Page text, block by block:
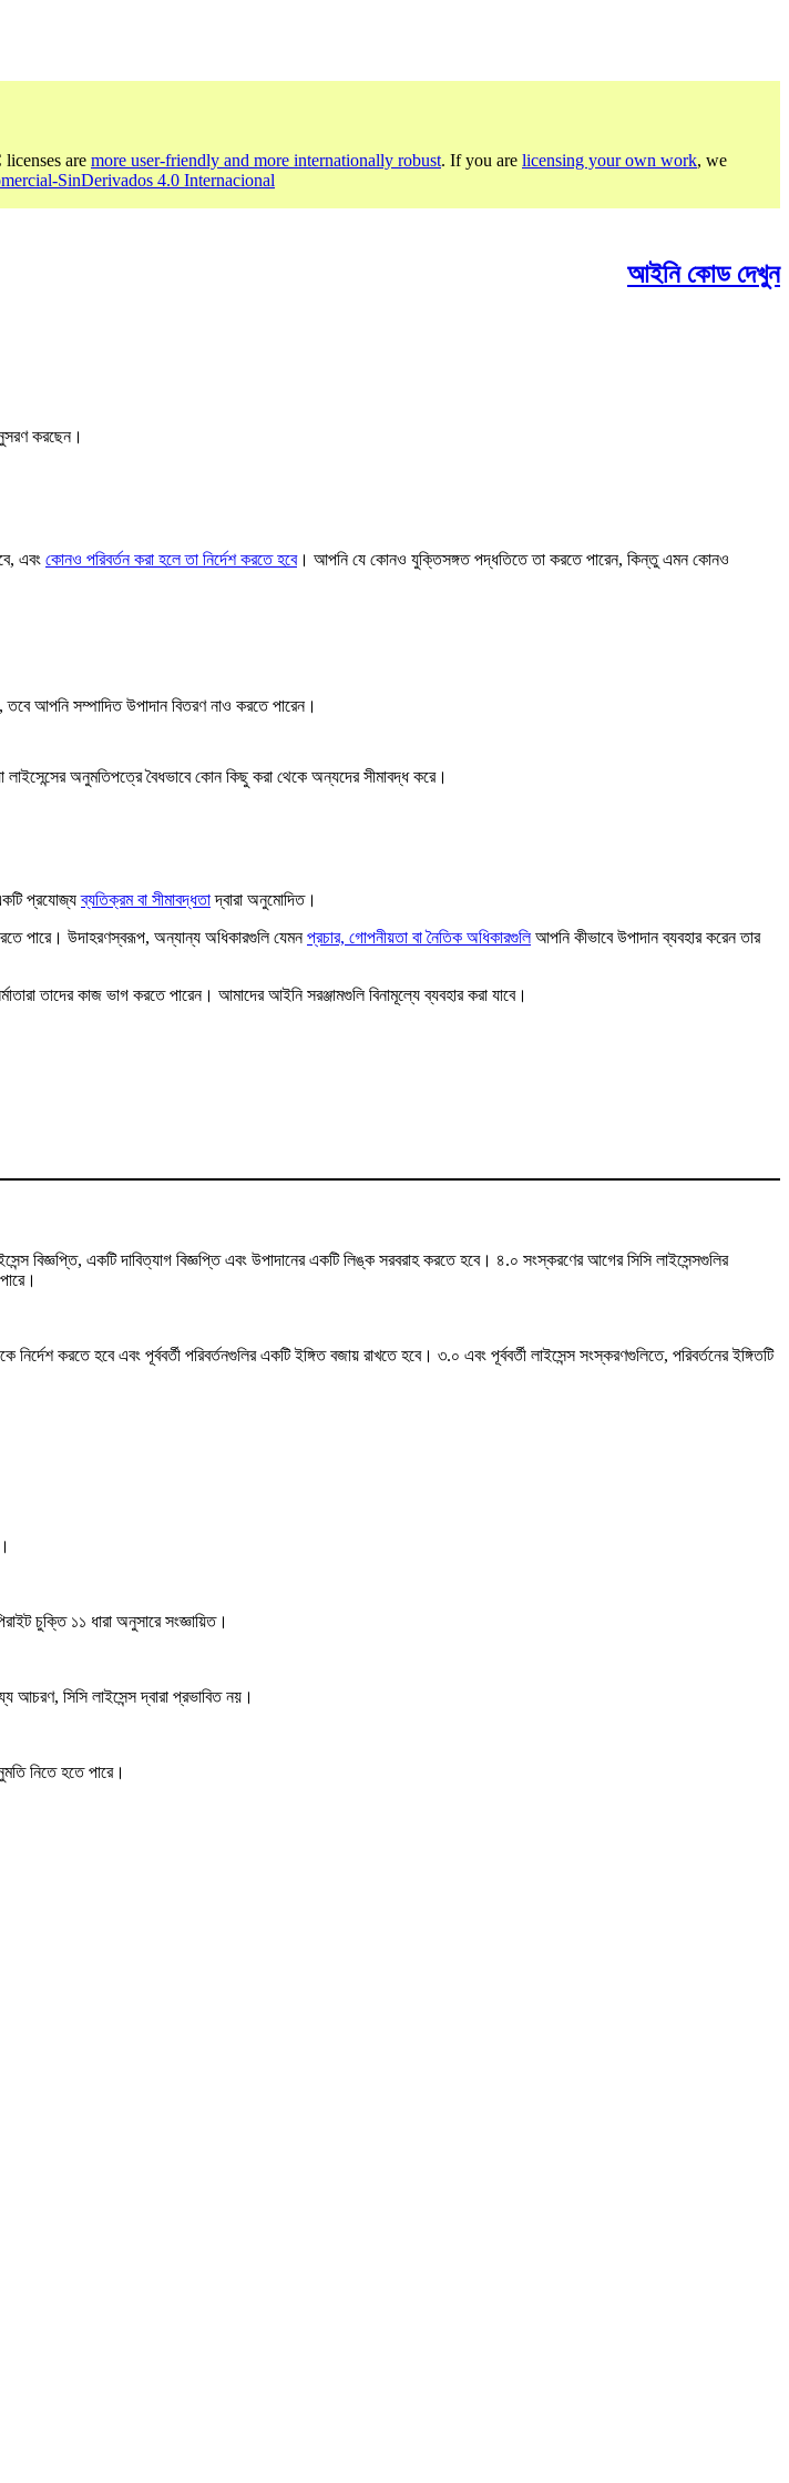
are more user-friendly and more internationally robust. If you are licensing your own work, we
SinDerivados 4.0 Internacional
আইনি কোড দেখুন
করছেন।
এবং কোনও পরিবর্তন করা হলে তা নির্দেশ করতে হবে। আপনি যে কোনও যুক্তিসঙ্গত পদ্ধতিতে তা করতে পারেন, কিন্তু এমন কোনও
আপনি সম্পাদিত উপাদান বিতরণ নাও করতে পারেন।
লাইসেন্সের অনুমতিপত্রে বৈধভাবে কোন কিছু করা থেকে অন্যদের সীমাবদ্ধ করে।
প্রযোজ্যব্যতিক্রম বা সীমাবদ্ধতাদ্বারা অনুমোদিত।
পারে। উদাহরণস্বরূপ, অন্যান্য অধিকারগুলি যেমনপ্রচার, গোপনীয়তা বা নৈতিক অধিকারগুলিআপনি কীভাবে উপাদান ব্যবহার করেন তার
তাদের কাজ ভাগ করতে পারেন। আমাদের আইনি সরঞ্জামগুলি বিনামূল্যে ব্যবহার করা যাবে।
বিজ্ঞপ্তি, একটি দাবিত্যাগ বিজ্ঞপ্তি এবং উপাদানের একটি লিঙ্ক সরবরাহ করতে হবে। ৪.০ সংস্করণের আগের সিসি লাইসেন্সগুলির
করতে হবে এবং পূর্ববর্তী পরিবর্তনগুলির একটি ইঙ্গিত বজায় রাখতে হবে। ৩.০ এবং পূর্ববর্তী লাইসেন্স সংস্করণগুলিতে, পরিবর্তনের ইঙ্গিতটি
চুক্তি ১১ ধারা অনুসারে সংজ্ঞায়িত।
আচরণ, সিসি লাইসেন্স দ্বারা প্রভাবিত নয়।
নিতে হতে পারে।